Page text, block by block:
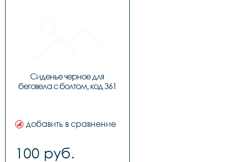
Сиденье черное для
беговела с болтом, код 361
добавить в сравнение
100 руб.